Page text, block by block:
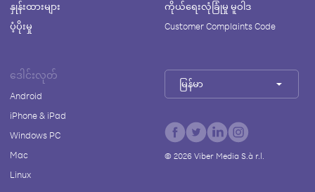
နှုန်းထားများ
ပံ့ပိုးမှု
ကိုယ်ရေးလုံခြုံမှု မူဝါဒ
Customer Complaints Code
ဒေါင်းလုတ်
Android
iPhone & iPad
Windows PC
Mac
Linux
မြန်မာ
© 2026Viber Media S.à r.l.